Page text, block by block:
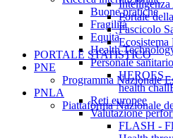
Portale
Fascicolo
Ecosistema
PORTALE STATISTICO
PNE
Programma Nazionale
PNLA
Piattaforma Nazionale
Buone pratiche
Fragilità
Equità
Health
Personale sanitario
HEROES -
health
Reti europee
Valutazione
FLASH -